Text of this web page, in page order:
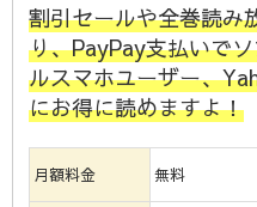
割引セールや全巻読み
り、PayPay支払いで
ルスマホユーザー、
にお得に読めますよ！
月額料金 無料